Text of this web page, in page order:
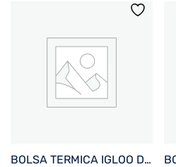
BOLSA TERMICA IGLOO DE ALMUERZO Y MERIENDA PARA NIÑOS AZUL